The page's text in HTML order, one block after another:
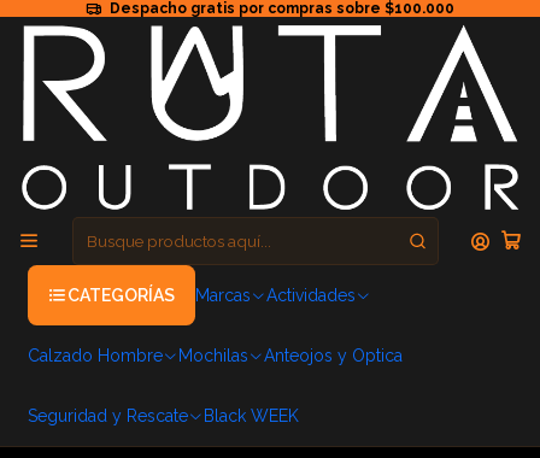
Despacho gratis por compras sobre $100.000
CATEGORÍAS Marcas Actividades
Calzado Hombre Mochilas Anteojos y Optica
Seguridad y Rescate Black WEEK